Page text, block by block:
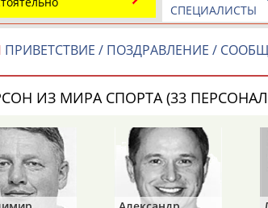
Дмитрий
АБАРЕНОВ
СПЕЦИАЛИСТЫ
ПРИВЕТСТВИЕ / ПОЗДРАВЛЕНИЕ /
ИЗ МИРА СПОРТА (33